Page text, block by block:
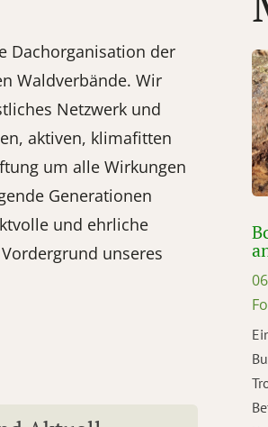
Dachorganisation der
Waldverbände. Wir
Netzwerk und
aktiven, klimafitten
um alle Wirkungen
Generationen
und ehrliche
unseres